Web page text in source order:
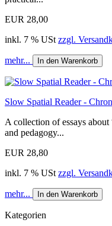
EUR 28,00
inkl. 7 % USt zzgl.
mehr... In den Warenkorb
Slow Spatial Reader -
A collection of essays
and pedagogy...
EUR 28,80
inkl. 7 % USt zzgl.
mehr... In den Warenkorb
Kategorien